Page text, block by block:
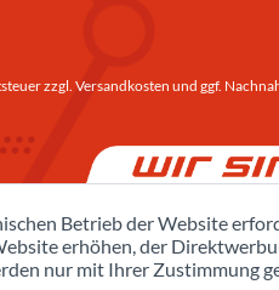
zzgl. Versandkosten und ggf.
Betrieb der Website
erhöhen, der
nur mit Ihrer Zustimmung